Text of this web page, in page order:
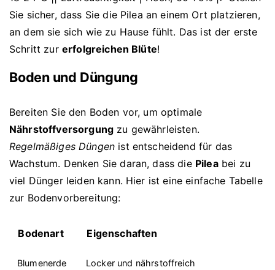
Sie sicher, dass Sie die Pilea an einem Ort platzieren,
an dem sie sich wie zu Hause fühlt. Das ist der erste
Schritt zur erfolgreichen Blüte!
Boden und Düngung
Bereiten Sie den Boden vor, um optimale
Nährstoffversorgung zu gewährleisten.
Regelmäßiges Düngen ist entscheidend für das
Wachstum. Denken Sie daran, dass die Pileabei zu
viel Dünger leiden kann. Hier ist eine einfache Tabelle
zur Bodenvorbereitung:
Bodenart Eigenschaften
Blumenerde Locker und nährstoffreich